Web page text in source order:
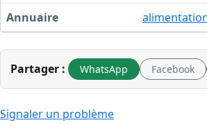
Annuaire
Partager : WhatsApp Facebook
Signaler un problème